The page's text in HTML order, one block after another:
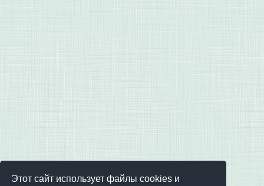
Этот сайт использует файлы cookies и